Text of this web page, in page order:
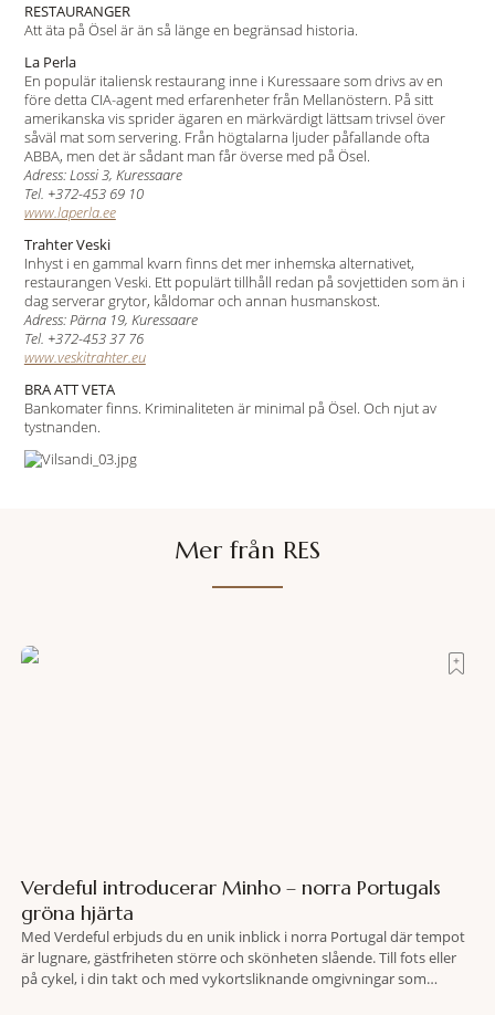
RESTAURANGER
Att äta på Ösel är än så länge en begränsad historia.
La Perla
En populär italiensk restaurang inne i Kuressaare som drivs av en
före detta CIA-agent med erfarenheter från Mellanöstern. På sitt
amerikanska vis sprider ägaren en märkvärdigt lättsam trivsel över
såväl mat som servering. Från högtalarna ljuder påfallande ofta
ABBA, men det är sådant man får överse med på Ösel.
Adress: Lossi 3, Kuressaare
Tel. +372-453 69 10
www.laperla.ee
Trahter Veski
Inhyst i en gammal kvarn finns det mer inhemska alternativet,
restaurangen Veski. Ett populärt tillhåll redan på sovjettiden som än i
dag serverar grytor, kåldomar och annan husmanskost.
Adress: Pärna 19, Kuressaare
Tel. +372-453 37 76
www.veskitrahter.eu
BRA ATT VETA
Bankomater finns. Kriminaliteten är minimal på Ösel. Och njut av
tystnanden.
Mer från RES
Verdeful introducerar Minho – norra Portugals
gröna hjärta
Med Verdeful erbjuds du en unik inblick i norra Portugal där tempot
är lugnare, gästfriheten större och skönheten slående. Till fots eller
på cykel, i din takt och med vykortsliknande omgivningar som